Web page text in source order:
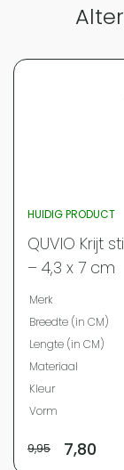
HUIDIG PRODUCT
QUVIO Krijt
– 4,3 x 7 cm
Merk
Breedte (in CM)
Lengte (in CM)
Materiaal
Kleur
Vorm
9,95 7,80